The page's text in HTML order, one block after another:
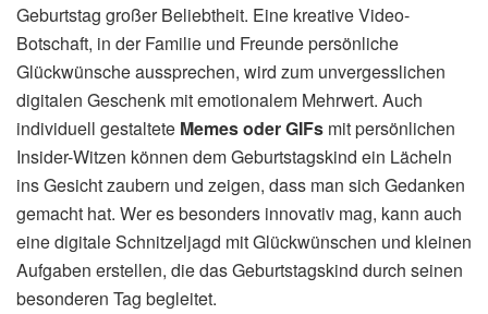
Geburtstag großer Beliebtheit. Eine kreative Video-
Botschaft, in der Familie und Freunde persönliche
Glückwünsche aussprechen, wird zum unvergesslichen
digitalen Geschenk mit emotionalem Mehrwert. Auch
individuell gestaltete Memes oder GIFs mit persönlichen
Insider-Witzen können dem Geburtstagskind ein Lächeln
ins Gesicht zaubern und zeigen, dass man sich Gedanken
gemacht hat. Wer es besonders innovativ mag, kann auch
eine digitale Schnitzeljagd mit Glückwünschen und kleinen
Aufgaben erstellen, die das Geburtstagskind durch seinen
besonderen Tag begleitet.